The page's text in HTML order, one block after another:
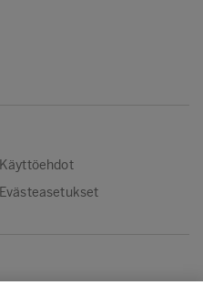
Käyttöehdot
Evästeasetukset